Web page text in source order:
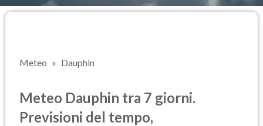
Meteo Dauphin
Meteo Dauphin tra 7 giorni.
Previsioni del tempo,